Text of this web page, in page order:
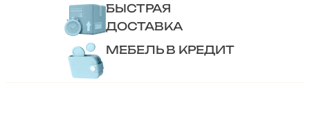
БЫСТРАЯ
ДОСТАВКА
МЕБЕЛЬ В КРЕДИТ